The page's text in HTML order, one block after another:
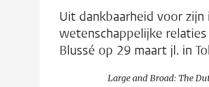
Uit dankbaarheid voor
wetenschappelijke
Blussé op 29 maart jl. in
Large and Broad: The